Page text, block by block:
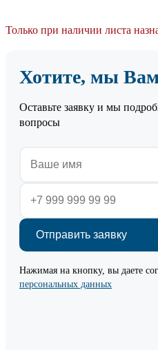
Только при наличии листа
Хотите, мы
Оставьте заявку и мы
вопросы
Нажимая на кнопку, вы даете
персональных данных